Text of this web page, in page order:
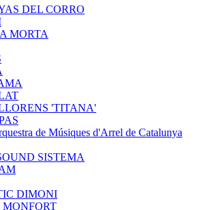
DEL CORRO
MORTA
'TITANA'
de Músiques d'Arrel de Catalunya
SISTEMA
DIMONI